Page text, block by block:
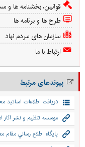
قوانین، بخشنامه ها و
طرح ها و برنامه ها
سازمان های مردم نهاد
ارتباط با ما
پیوندهای مرتبط
دريافت اطلاعات اساتيد
موسسه تنظيم و نشر آثار
پايگاه اطلاع رساني مقام